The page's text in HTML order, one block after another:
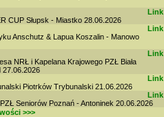
Link
CUP Słupsk - Miastko 28.06.2026
Link
Anschutz & Lapua Koszalin - Manowo
Link
NRŁ i Kapelana Krajowego PZŁ Biała
27.06.2026
Link
Piotrków Trybunalski 21.06.2026
Link
Seniorów Poznań - Antoninek 20.06.2026
>>>